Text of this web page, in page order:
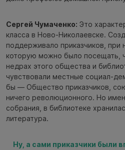
Сергей Чумаченко: Это
класса в Ново-Николаевске.
поддерживало приказчиков, при
которую можно было посещать,
недрах этого общества и
чувствовали местные социал-
бы — Общество приказчиков,
ничего революционного. Но
собрания, в библиотеке
литература.
Ну, а сами приказчики были